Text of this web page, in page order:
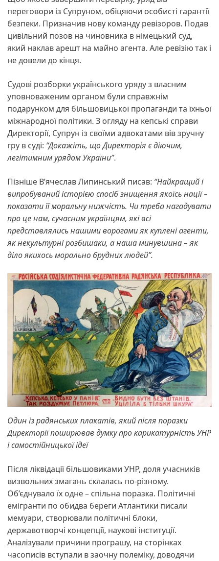
переговори із Супруном, обіцяючи особисті гарантії
безпеки. Призначив нову команду ревізоров. Подав
цивільний позов на чиновника в німецький суд,
який наклав арешт на майно агента. Але ревізію так і
не довели до кінця.
Судові розборки українського уряду з власним
уповноваженим органом були справжнім
подарунком для більшовицької пропаганди та їхньої
міжнародної політики. З огляду на кепські справи
Директорії, Супрун із своїми адвокатами вів зручну
гру в суді: “Докажіть, що Директорія є діючим,
легітимним урядом України”.
Пізніше В’ячеслав Липинський писав: “Найкращий і
випробуваний історією спосіб знищення якоїсь нації –
показати її моральну нижчість. Чи треба нагадувати
про це нам, сучасним українцям, які всі
представлялись нашими ворогами як куплені агенти,
як некультурні розбишаки, а наша минувшина – як
діло якихось морально брудних людей”.
Один із радянських плакатів, який після поразки
Директорії поширював думку про карикатурність УНР
і самостійницької ідеї
Після ліквідації більшовиками УНР, доля учасників
визвольних змагань склалась по-різному.
Об’єднувало їх одне – спільна поразка. Політичні
емігранти по обидва береги Атлантики писали
мемуари, створювали політичні блоки,
державотворчі концепції, наукові інституції.
Аналізували причини програшу, на сторінках
часописів вступали в заочну полеміку, доводячи